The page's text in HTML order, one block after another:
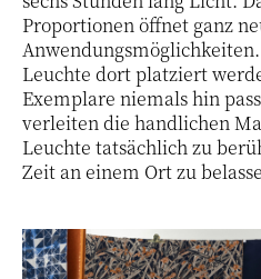
Proportionen öffnet ganz
Leuchte dort platziert
Exemplare niemals hin
verleiten die handlichen
Leuchte tatsächlich zu
Zeit an einem Ort zu